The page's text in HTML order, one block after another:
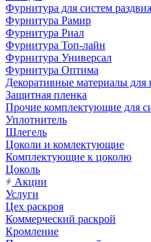
Фурнитура для систем
Фурнитура Рамир
Фурнитура Риал
Фурнитура Топ-лайн
Фурнитура Универсал
Фурнитура Оптима
Декоративные материалы для
Защитная пленка
Прочие комплектующие для
Уплотнитель
Шлегель
Цоколи и комлектующие
Комплектующие к цоколю
Цоколь
Акции
Услуги
Цех раскроя
Коммерческий раскрой
Кромление